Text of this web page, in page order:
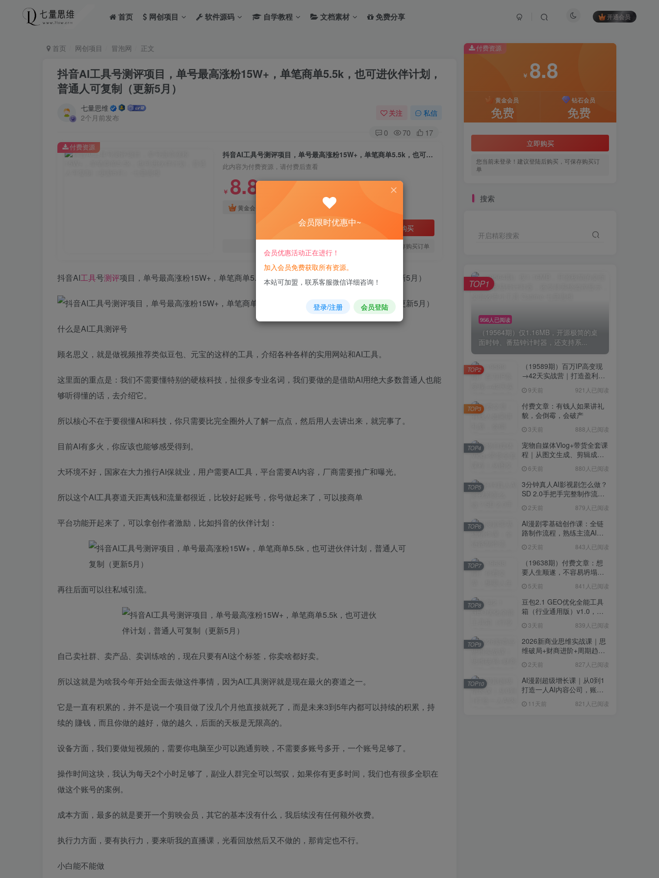
首页 网创项目 软件源码 自学教程 文档素材 免费分享 开通会员
首页 网创项目 冒泡网 正文
抖音AI工具号测评项目，单号最高涨粉15W+，单笔商单5.5k，也可进伙伴计划，
普通人可复制（更新5月）
七量思维
2个月前发布
关注 私信
0 70 17
抖音AI工具号测评项目，单号最高涨粉15W+，单笔商单5.5k，也可进伙伴计划，普通人可复制（更新5月）
此内容为付费资源，请付费后查看
￥ 8.8
黄金会员 免费
立即购买
您当前未登录！建议登陆后购买，可保存购买订单
付费资源
抖音AI工具号测评项目，单号最高涨粉15W+，单笔商单5.5k，也可进伙伴计划，普通人可复制（更新5月）
什么是AI工具测评号
顾名思义，就是做视频推荐类似豆包、元宝的这样的工具，介绍各种各样的实用网站和AI工具。
这里面的重点是：我们不需要懂特别的硬核科技，扯很多专业名词，我们要做的是借助AI用绝大多数普通人也能
够听得懂的话，去介绍它。
所以核心不在于要很懂AI和科技，你只需要比完全圈外人了解一点点，然后用人去讲出来，就完事了。
目前AI有多火，你应该也能够感受得到。
大环境不好，国家在大力推行AI保就业，用户需要AI工具，平台需要AI内容，厂商需要推广和曝光。
所以这个AI工具赛道天距离钱和流量都很近，比较好起账号，你号做起来了，可以接商单
平台功能开起来了，可以拿创作者激励，比如抖音的伙伴计划：
再往后面可以往私域引流。
自己卖社群、卖产品、卖训练啥的，现在只要有AI这个标签，你卖啥都好卖。
所以这就是为啥我今年开始全面去做这件事情，因为AI工具测评就是现在最火的赛道之一。
它是一直有积累的，并不是说一个项目做了没几个月他直接就死了，而是未来3到5年内都可以持续的积累，持
续的 賺钱，而且你做的越好，做的越久，后面的天板是无限高的。
设备方面，我们要做短视频的，需要你电脑至少可以跑通剪映，不需要多账号多开，一个账号足够了。
操作时间这块，我认为每天2个小时足够了，副业人群完全可以驾驭，如果你有更多时间，我们也有很多全职在
做这个账号的案例。
成本方面，最多的就是要开一个剪映会员，其它的基本没有什么，我后续没有任何额外收费。
执行力方面，要有执行力，要来听我的直播课，光看回放然后又不做的，那肯定也不行。
小白能不能做
付费资源
￥ 8.8
黄金会员
免费
钻石会员
免费
立即购买
您当前未登录！建议登陆后购买，可保存购买订
单
搜索
开启精彩搜索
956人已阅读
（19564期）仅1.16MB，开源极简的桌
面时钟、番茄钟计时器，还支持系...
TOP1
（19589期）百万IP高变现
→42天实战营｜打造盈利赚
域转化批量成交积累客户案
例
9天前 921人已阅读
TOP2
付费文章：有钱人如果讲礼
貌，会倒霉，会破产
3天前 888人已阅读
TOP3
宠物自媒体Vlog+带货全套课
程｜从图文生成、剪辑成片
6天前 880人已阅读
TOP4
3分钟真人AI影视剧怎么做？
SD 2.0手把手完整制作流程
无限生成
2天前 879人已阅读
TOP5
AI漫剧零基础创作课：全链
路制作流程，熟练主流AI工
2天前 843人已阅读
TOP6
（19638期）付费文章：想
要人生顺遂，不容易坍塌，
5天前 841人已阅读
TOP7
豆包2.1 GEO优化全能工具
箱（行业通用版）v1.0，会
景 3天前 839人已阅读
TOP8
2026新商业思维实战课｜思
维破局+财商进阶+周期趋势
度解析全体系
2天前 827人已阅读
TOP9
AI漫剧超级增长课｜从0到1
打造一人AI内容公司，账号
流程实战
11天前 821人已阅读
TOP10
会员限时优惠中~
会员优惠活动正在进行！
加入会员免费获取所有资源。
本站可加盟，联系客服微信详细咨询！
登录/注册 会员登陆